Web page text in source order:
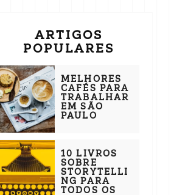
ARTIGOS
POPULARES
MELHORES
CAFÉS PARA
TRABALHAR
EM SÃO
PAULO
10 LIVROS
SOBRE
STORYTELLI
NG PARA
TODOS OS